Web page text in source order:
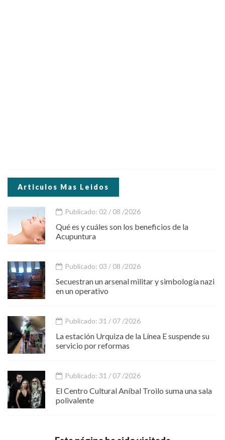
Articulos Mas Leidos
Publicado: 02 / 08 /2026
Qué es y cuáles son los beneficios de la
Acupuntura
Publicado: 03 / 08 /2026
Secuestran un arsenal militar y simbología nazi
en un operativo
Publicado: 31 / 07 /2026
La estación Urquiza de la Línea E suspende su
servicio por reformas
Publicado: 31 / 07 /2026
El Centro Cultural Aníbal Troilo suma una sala
polivalente